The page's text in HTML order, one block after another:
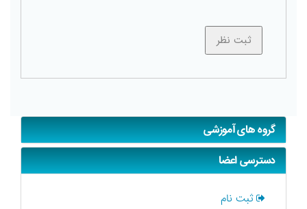
گروه های آموزشی
دسترسی اعضا
ثبت نام